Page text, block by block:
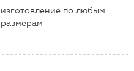
изготовление по любым
размерам